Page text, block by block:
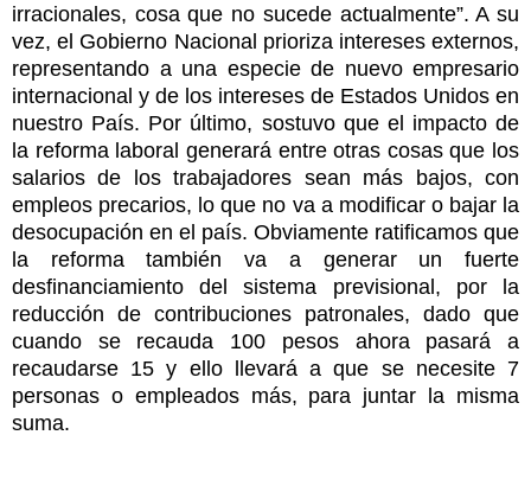
irracionales, cosa que no sucede actualmente”. A su
vez, el Gobierno Nacional prioriza intereses externos,
representando a una especie de nuevo empresario
internacional y de los intereses de Estados Unidos en
nuestro País. Por último, sostuvo que el impacto de
la reforma laboral generará entre otras cosas que los
salarios de los trabajadores sean más bajos, con
empleos precarios, lo que no va a modificar o bajar la
desocupación en el país. Obviamente ratificamos que
la reforma también va a generar un fuerte
desfinanciamiento del sistema previsional, por la
reducción de contribuciones patronales, dado que
cuando se recauda 100 pesos ahora pasará a
recaudarse 15 y ello llevará a que se necesite 7
personas o empleados más, para juntar la misma
suma.